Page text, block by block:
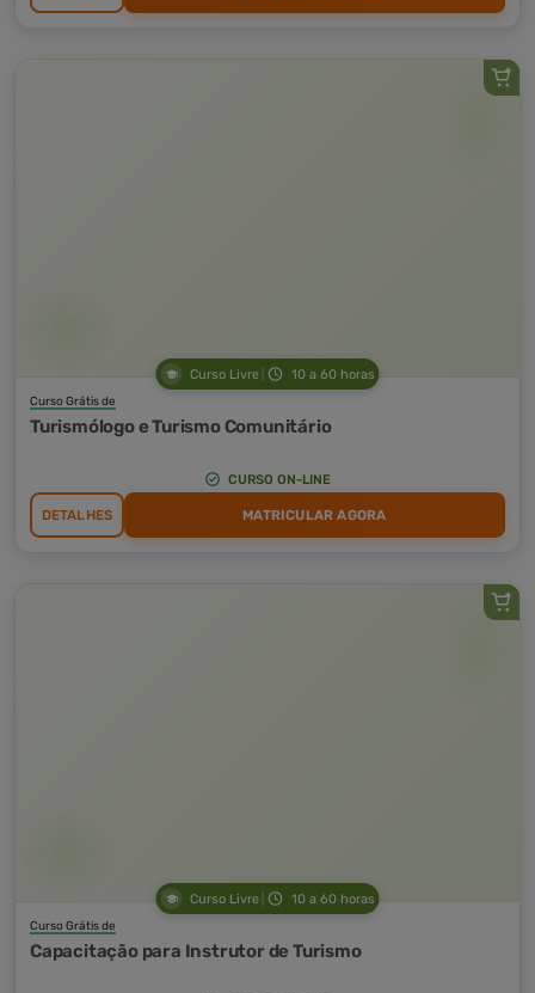
Curso Livre 10 a 60 horas
Curso Grátis de
Turismólogo e Turismo Comunitário
CURSO ON-LINE
DETALHES MATRICULAR AGORA
Curso Livre 10 a 60 horas
Curso Grátis de
Capacitação para Instrutor de Turismo